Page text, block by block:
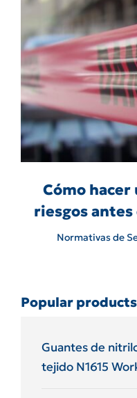
Cómo hacer
riesgos antes
Normativas de
Popular products
Guantes de
tejido N1615